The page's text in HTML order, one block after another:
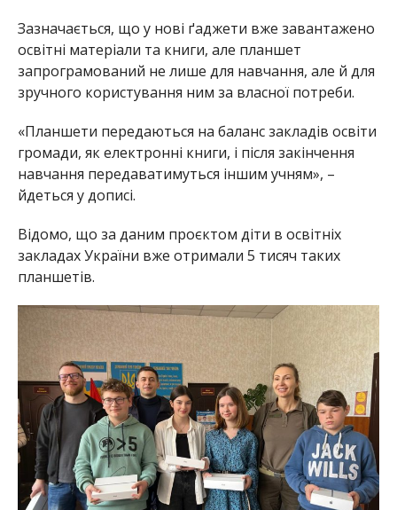
Зазначається, що у нові ґаджети вже завантажено
освітні матеріали та книги, але планшет
запрограмований не лише для навчання, але й для
зручного користування ним за власної потреби.
«Планшети передаються на баланс закладів освіти
громади, як електронні книги, і після закінчення
навчання передаватимуться іншим учням», –
йдеться у дописі.
Відомо, що за даним проєктом діти в освітніх
закладах України вже отримали 5 тисяч таких
планшетів.